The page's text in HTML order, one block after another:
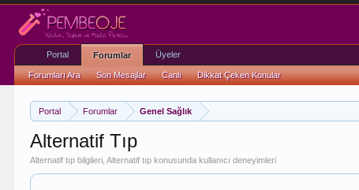
Portal Forumlar Genel Sağlık
Alternatif Tıp
Alternatif tıp bilgileri, Alternatif tıp konusunda kullanıcı deneyimleri
Portal Forumlar
Forumları Ara Son Mesajlar Canlı Dikkat Çeken Konular
Üyeler